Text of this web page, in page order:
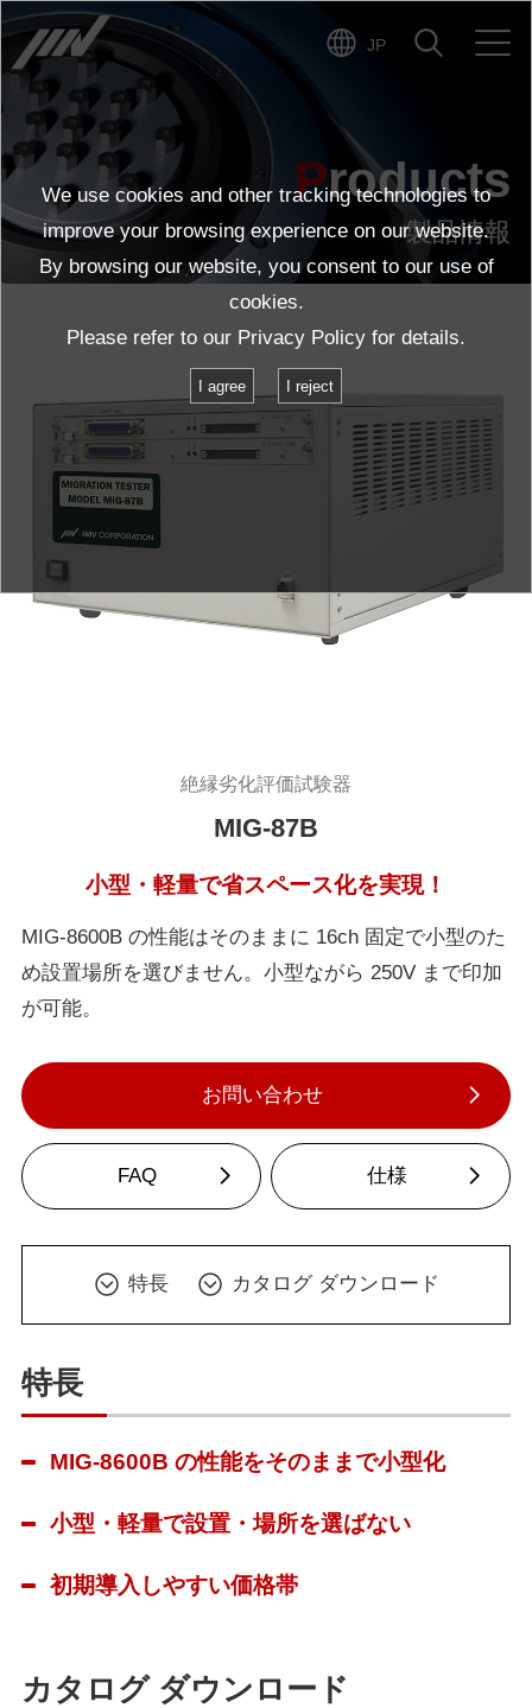
JP
Products
製品情報
絶縁劣化評価試験器
MIG-87B
小型・軽量で省スペース化を実現！
MIG-8600B の性能はそのままに 16ch 固定で小型のた
め設置場所を選びません。小型ながら 250V まで印加
が可能。
お問い合わせ
FAQ 仕様
特長 カタログ ダウンロード
特長
MIG-8600B の性能をそのままで小型化
小型・軽量で設置・場所を選ばない
初期導入しやすい価格帯
カタログ ダウンロード
FAQ
We use cookies and other tracking technologies to
improve your browsing experience on our website.
By browsing our website, you consent to our use of
cookies.
Please refer to our Privacy Policy for details.
I agree I reject